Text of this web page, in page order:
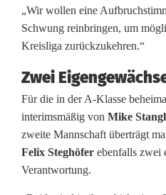
„Wir wollen eine
Schwung reinbringen, um
Kreisliga zurückzukehren.“
Zwei
Für die in der A-Klasse
interimsmäßig von Mike Stangl
zweite Mannschaft überträgt
Felix Steghöfer ebenfalls zwei
Verantwortung.